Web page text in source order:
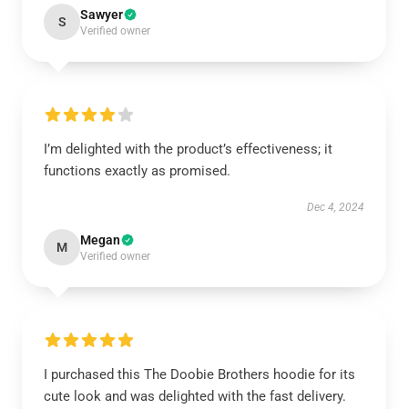
S Sawyer
Verified owner
I’m delighted with the product’s effectiveness; it
functions exactly as promised.
Dec 4, 2024
M Megan
Verified owner
I purchased this The Doobie Brothers hoodie for its
cute look and was delighted with the fast delivery.